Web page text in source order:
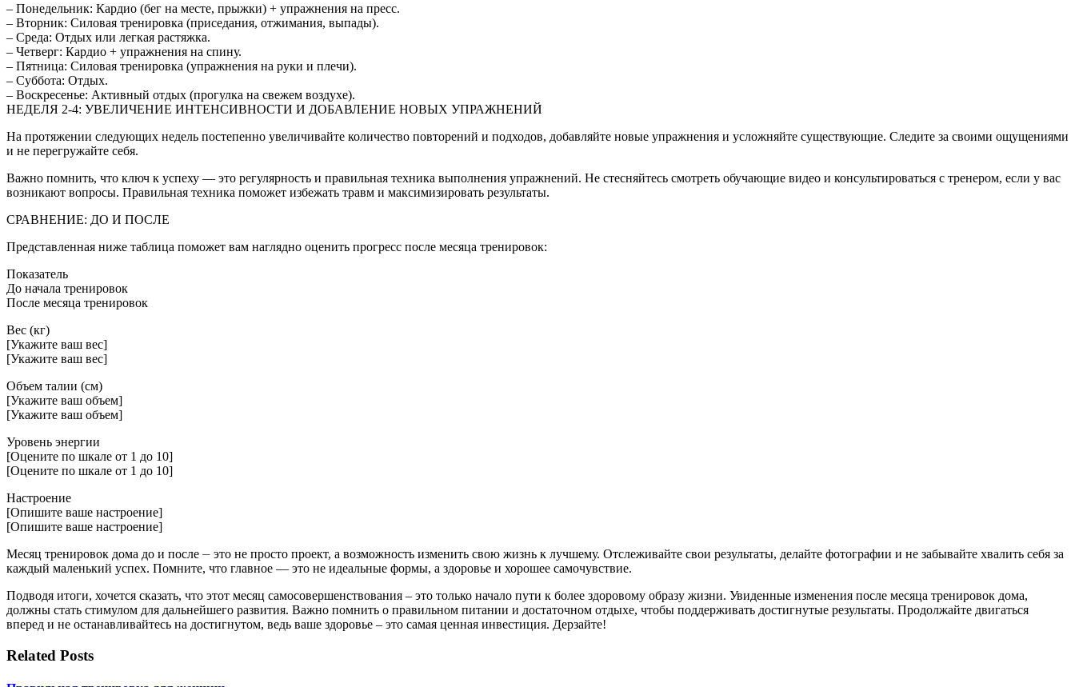
– Понедельник: Кардио (бег на месте, прыжки) + упражнения на пресс.
– Вторник: Силовая тренировка (приседания, отжимания, выпады).
– Среда: Отдых или легкая растяжка.
– Четверг: Кардио + упражнения на спину.
– Пятница: Силовая тренировка (упражнения на руки и плечи).
– Суббота: Отдых.
– Воскресенье: Активный отдых (прогулка на свежем воздухе).
НЕДЕЛЯ 2-4: УВЕЛИЧЕНИЕ ИНТЕНСИВНОСТИ И ДОБАВЛЕНИЕ НОВЫХ УПРАЖНЕНИЙ
На протяжении следующих недель постепенно увеличивайте количество повторений и подходов, добавляйте новые упражнения и усложняйте существующие. Следите за своими ощущениями
и не перегружайте себя.
Важно помнить, что ключ к успеху — это регулярность и правильная техника выполнения упражнений. Не стесняйтесь смотреть обучающие видео и консультироваться с тренером, если у вас
возникают вопросы. Правильная техника поможет избежать травм и максимизировать результаты.
СРАВНЕНИЕ: ДО И ПОСЛЕ
Представленная ниже таблица поможет вам наглядно оценить прогресс после месяца тренировок:
Показатель
До начала тренировок
После месяца тренировок
Вес (кг)
[Укажите ваш вес]
[Укажите ваш вес]
Объем талии (см)
[Укажите ваш объем]
[Укажите ваш объем]
Уровень энергии
[Оцените по шкале от 1 до 10]
[Оцените по шкале от 1 до 10]
Настроение
[Опишите ваше настроение]
[Опишите ваше настроение]
Месяц тренировок дома до и после ⏤ это не просто проект, а возможность изменить свою жизнь к лучшему. Отслеживайте свои результаты, делайте фотографии и не забывайте хвалить себя за
каждый маленький успех. Помните, что главное — это не идеальные формы, а здоровье и хорошее самочувствие.
Подводя итоги, хочется сказать, что этот месяц самосовершенствования – это только начало пути к более здоровому образу жизни. Увиденные изменения после месяца тренировок дома,
должны стать стимулом для дальнейшего развития. Важно помнить о правильном питании и достаточном отдыхе, чтобы поддерживать достигнутые результаты. Продолжайте двигаться
вперед и не останавливайтесь на достигнутом, ведь ваше здоровье – это самая ценная инвестиция. Дерзайте!
Related Posts